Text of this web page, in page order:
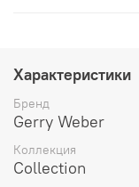
Характеристики
Бренд
Gerry Weber
Коллекция
Collection